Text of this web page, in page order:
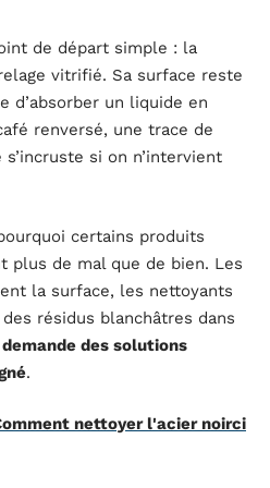
de départ simple : la
vitrifié. Sa surface reste
d’absorber un liquide en
renversé, une trace de
si on n’intervient
certains produits
plus de mal que de bien. Les
la surface, les nettoyants
résidus blanchâtres dans
des solutions
.
nettoyer l'acier noirci